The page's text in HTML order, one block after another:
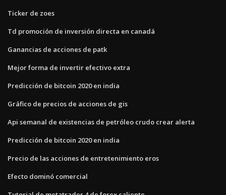
Ticker de zoes
Td promoción de inversión directa en canadá
Ganancias de acciones de patk
Mejor forma de invertir efectivo extra
Predicción de bitcoin 2020 en india
Gráfico de precios de acciones de gis
Api semanal de existencias de petróleo crudo crear alerta
Predicción de bitcoin 2020 en india
Precio de las acciones de entretenimiento eros
Efecto dominó comercial